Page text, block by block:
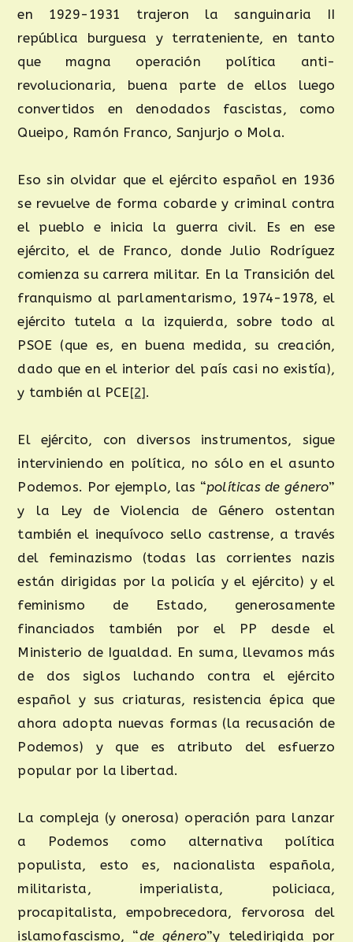
en 1929-1931 trajeron la sanguinaria II
república burguesa y terrateniente, en tanto
que magna operación política anti-
revolucionaria, buena parte de ellos luego
convertidos en denodados fascistas, como
Queipo, Ramón Franco, Sanjurjo o Mola.
Eso sin olvidar que el ejército español en 1936
se revuelve de forma cobarde y criminal contra
el pueblo e inicia la guerra civil. Es en ese
ejército, el de Franco, donde Julio Rodríguez
comienza su carrera militar. En la Transición del
franquismo al parlamentarismo, 1974-1978, el
ejército tutela a la izquierda, sobre todo al
PSOE (que es, en buena medida, su creación,
dado que en el interior del país casi no existía),
y también al PCE[2].
El ejército, con diversos instrumentos, sigue
interviniendo en política, no sólo en el asunto
Podemos. Por ejemplo, las “políticas de género”
y la Ley de Violencia de Género ostentan
también el inequívoco sello castrense, a través
del feminazismo (todas las corrientes nazis
están dirigidas por la policía y el ejército) y el
feminismo de Estado, generosamente
financiados también por el PP desde el
Ministerio de Igualdad. En suma, llevamos más
de dos siglos luchando contra el ejército
español y sus criaturas, resistencia épica que
ahora adopta nuevas formas (la recusación de
Podemos) y que es atributo del esfuerzo
popular por la libertad.
La compleja (y onerosa) operación para lanzar
a Podemos como alternativa política
populista, esto es, nacionalista española,
militarista, imperialista, policiaca,
procapitalista, empobrecedora, fervorosa del
islamofascismo, “de género”y teledirigida por